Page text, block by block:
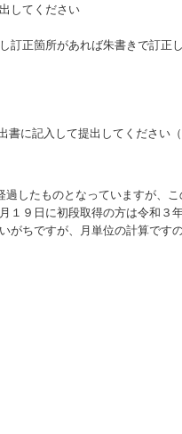
してください
正箇所があれば朱書きで訂正し
に記入して提出してください
したものとなっていますが、こ
１９日に初段取得の方は令和３
がちですが、月単位の計算です